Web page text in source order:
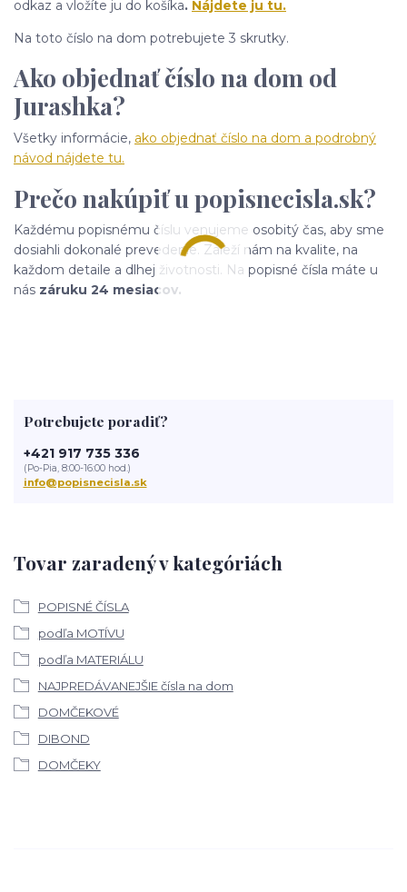
odkaz a vložíte ju do košíka. Nájdete ju tu.
Na toto číslo na dom potrebujete 3 skrutky.
Ako objednať číslo na dom od
Jurashka?
Všetky informácie, ako objednať číslo na dom a podrobný
návod nájdete tu.
Prečo nakúpiť u popisnecisla.sk?
Každému popisnému číslu venujeme osobitý čas, aby sme
dosiahli dokonalé prevedenie. Záleží nám na kvalite, na
každom detaile a dlhej životnosti. Na popisné čísla máte u
nás záruku 24 mesiacov.
Tovar zaradený v kategóriách
POPISNÉ ČÍSLA
podľa MOTÍVU
podľa MATERIÁLU
NAJPREDÁVANEJŠIE čísla na dom
DOMČEKOVÉ
DIBOND
DOMČEKY
Potrebujete poradiť?
+421 917 735 336
(Po-Pia, 8:00-16:00 hod.)
info@popisnecisla.sk